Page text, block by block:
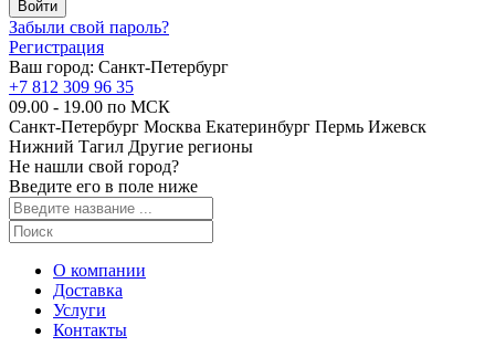
Забыли свой пароль?
Регистрация
Ваш город: Санкт-Петербург
+7 812 309 96 35
09.00 - 19.00 по МСК
Санкт-Петербург Москва Екатеринбург Пермь Ижевск
Нижний Тагил Другие регионы
Не нашли свой город?
Введите его в поле ниже
О компании
Доставка
Услуги
Контакты